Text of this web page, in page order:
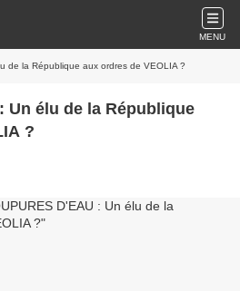
MENU
de la République aux ordres de VEOLIA ?
Un élu de la République
?